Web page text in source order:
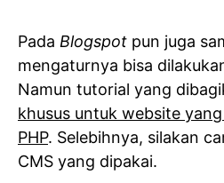
Pada Blogspot pun juga
mengaturnya bisa
Namun tutorial yang
khusus untuk website
PHP. Selebihnya, silakan
CMS yang dipakai.